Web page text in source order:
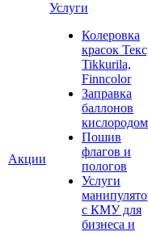
Акции
Услуги
Колеровка
красок
Tikkurila,
Finncolor
Заправка
баллонов
кислородом
Пошив
флагов и
пологов
Услуги
с КМУ для
бизнеса и